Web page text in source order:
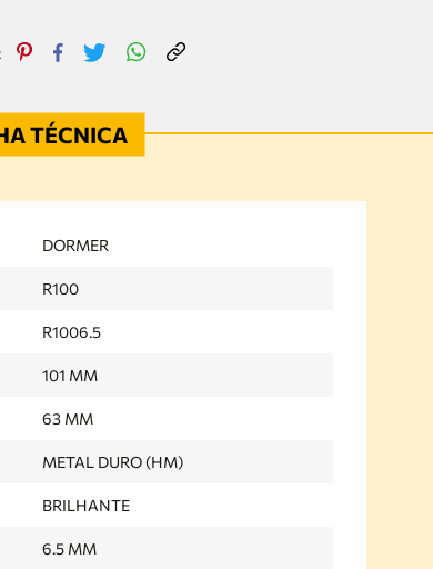
DORMER
R100
R1006.5
101 MM
63 MM
METAL DURO (HM)
BRILHANTE
6.5 MM